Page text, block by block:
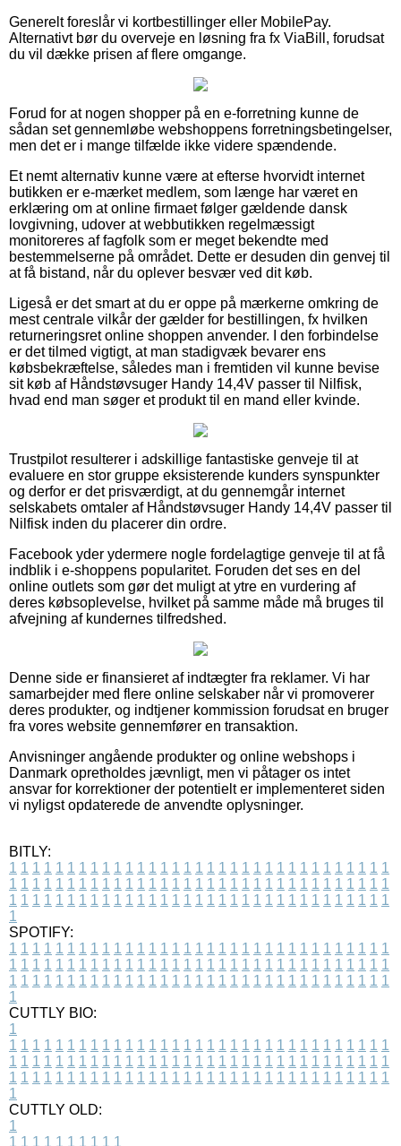
Generelt foreslår vi kortbestillinger eller MobilePay.
Alternativt bør du overveje en løsning fra fx ViaBill, forudsat
du vil dække prisen af flere omgange.
Forud for at nogen shopper på en e-forretning kunne de
sådan set gennemløbe webshoppens forretningsbetingelser,
men det er i mange tilfælde ikke videre spændende.
Et nemt alternativ kunne være at efterse hvorvidt internet
butikken er e-mærket medlem, som længe har været en
erklæring om at online firmaet følger gældende dansk
lovgivning, udover at webbutikken regelmæssigt
monitoreres af fagfolk som er meget bekendte med
bestemmelserne på området. Dette er desuden din genvej til
at få bistand, når du oplever besvær ved dit køb.
Ligeså er det smart at du er oppe på mærkerne omkring de
mest centrale vilkår der gælder for bestillingen, fx hvilken
returneringsret online shoppen anvender. I den forbindelse
er det tilmed vigtigt, at man stadigvæk bevarer ens
købsbekræftelse, således man i fremtiden vil kunne bevise
sit køb af Håndstøvsuger Handy 14,4V passer til Nilfisk,
hvad end man søger et produkt til en mand eller kvinde.
Trustpilot resulterer i adskillige fantastiske genveje til at
evaluere en stor gruppe eksisterende kunders synspunkter
og derfor er det prisværdigt, at du gennemgår internet
selskabets omtaler af Håndstøvsuger Handy 14,4V passer til
Nilfisk inden du placerer din ordre.
Facebook yder ydermere nogle fordelagtige genveje til at få
indblik i e-shoppens popularitet. Foruden det ses en del
online outlets som gør det muligt at ytre en vurdering af
deres købsoplevelse, hvilket på samme måde må bruges til
afvejning af kundernes tilfredshed.
Denne side er finansieret af indtægter fra reklamer. Vi har
samarbejder med flere online selskaber når vi promoverer
deres produkter, og indtjener kommission forudsat en bruger
fra vores website gennemfører en transaktion.
Anvisninger angående produkter og online webshops i
Danmark opretholdes jævnligt, men vi påtager os intet
ansvar for korrektioner der potentielt er implementeret siden
vi nyligst opdaterede de anvendte oplysninger.
BITLY:
1 1 1 1 1 1 1 1 1 1 1 1 1 1 1 1 1 1 1 1 1 1 1 1 1 1 1 1 1 1 1 1 1
1 1 1 1 1 1 1 1 1 1 1 1 1 1 1 1 1 1 1 1 1 1 1 1 1 1 1 1 1 1 1 1 1
1 1 1 1 1 1 1 1 1 1 1 1 1 1 1 1 1 1 1 1 1 1 1 1 1 1 1 1 1 1 1 1 1
1
SPOTIFY:
1 1 1 1 1 1 1 1 1 1 1 1 1 1 1 1 1 1 1 1 1 1 1 1 1 1 1 1 1 1 1 1 1
1 1 1 1 1 1 1 1 1 1 1 1 1 1 1 1 1 1 1 1 1 1 1 1 1 1 1 1 1 1 1 1 1
1 1 1 1 1 1 1 1 1 1 1 1 1 1 1 1 1 1 1 1 1 1 1 1 1 1 1 1 1 1 1 1 1
1
CUTTLY BIO:
1
1 1 1 1 1 1 1 1 1 1 1 1 1 1 1 1 1 1 1 1 1 1 1 1 1 1 1 1 1 1 1 1 1
1 1 1 1 1 1 1 1 1 1 1 1 1 1 1 1 1 1 1 1 1 1 1 1 1 1 1 1 1 1 1 1 1
1 1 1 1 1 1 1 1 1 1 1 1 1 1 1 1 1 1 1 1 1 1 1 1 1 1 1 1 1 1 1 1 1
1
CUTTLY OLD:
1
1 1 1 1 1 1 1 1 1 1